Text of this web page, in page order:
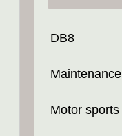
DB8
Maintenance
Motor sports